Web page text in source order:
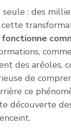
seule : des
comme
des aréoles,
de
ce
découverte